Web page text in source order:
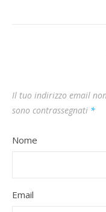
Il tuo indirizzo email
sono contrassegnati *
Nome
Email